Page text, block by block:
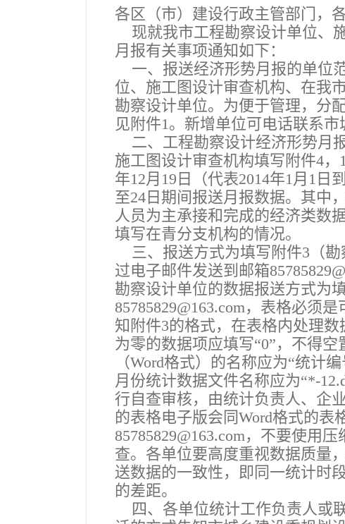
各区（市）建设行政主管部门，
现就我市工程勘察设计单位、
月报有关事项通知如下：
一、报送经济形势月报的单位
位、施工图设计审查机构、在我
勘察设计单位。为便于管理，分
见附件1。新增单位可电话联系
二、工程勘察设计经济形势月
施工图设计审查机构填写附件4，
年12月19日（代表2014年1月1日
至24日期间报送月报数据。其中
人员为主承接和完成的经济类数
填写在青分支机构的情况。
三、 报送方式为填写附件3（
过电子邮件发送到邮箱
勘察设计单位的数据报送方式为
85785829@163.com，表格必须是
知附件3的格式，在表格内处理
为零的数据项应填写“0”，不得
（Word格式）的名称应为“统计
月份统计数据文件名称应为“*-
行自查审核，由统计负责人、企
的表格电子版会同Word格式的表
85785829@163.com，不要使用压
查。各单位要高度重视数据质量
送数据的一致性，即同一统计时
的差距。
四、各单位统计工作负责人或